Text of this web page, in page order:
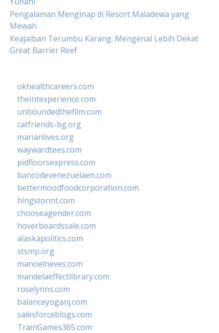
Pengalaman Menginap di Resort Maladewa yang
Mewah
Keajaiban Terumbu Karang: Mengenal Lebih Dekat
Great Barrier Reef
okhealthcareers.com
theintexperience.com
unboundedthefilm.com
catfriends-bg.org
marianlives.org
waywardtees.com
pidfloorsexpress.com
bancodevenezuelaen.com
bettermoodfoodcorporation.com
hingstonnt.com
chooseagender.com
hoverboardssale.com
alaskapolitics.com
stsmp.org
manoelneves.com
mandelaeffectlibrary.com
roselynns.com
balanceyoganj.com
salesforceblogs.com
TrainGames365.com